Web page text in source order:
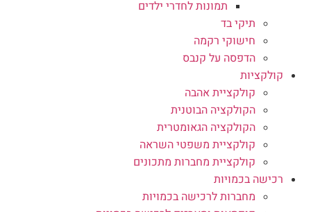
תמונות לחדרי ילדים
תיקי בד
חישוקי רקמה
הדפסה על קנבס
קולקציות
קולקציית אהבה
הקולקציה הבוטנית
הקולקציה הגאומטרית
קולקציית משפטי השראה
קולקציית מחברות מתכונים
רכישה בכמויות
מחברות לרכישה בכמויות